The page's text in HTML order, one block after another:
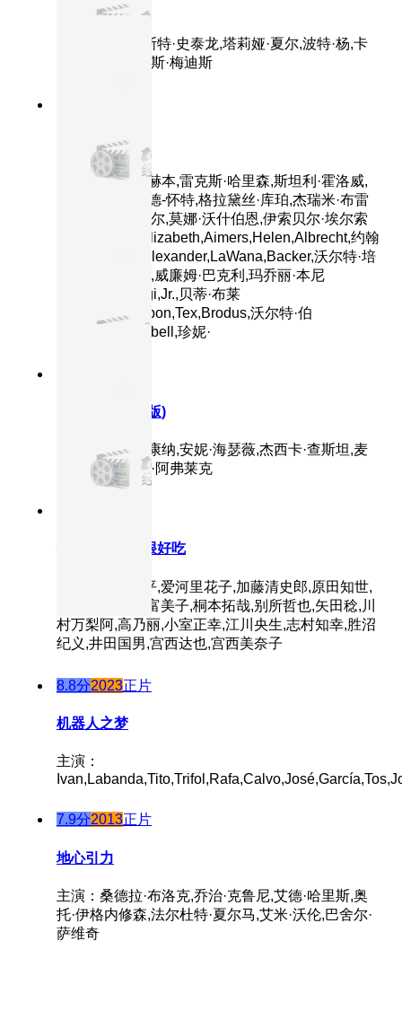
主演：西尔维斯特·史泰龙,塔莉娅·夏尔,波特·杨,卡
尔·韦瑟斯,布吉斯·梅迪斯
窈窕淑女
主演：奥黛丽·赫本,雷克斯·哈里森,斯坦利·霍洛威,
维尔弗雷德·海德-怀特,格拉黛丝·库珀,杰瑞米·布雷
特,西奥多·比凯尔,莫娜·沃什伯恩,伊索贝尔·埃尔索
姆,约翰·霍兰,Elizabeth,Aimers,Helen,Albrecht,约翰
·安德逊,Mary,Alexander,LaWana,Backer,沃尔特·培
根,弗兰克·贝克,威廉姆·巴克利,玛乔丽·本尼
特,Oscar,Beregi,Jr.,贝蒂·布莱
丝,Diana,Bourbon,Tex,Brodus,沃尔特·伯
克,Colin,Campbell,珍妮·
星际穿越(原声版)
主演：马修·麦康纳,安妮·海瑟薇,杰西卡·查斯坦,麦
肯吉·弗依,卡西·阿弗莱克
你看起来好像很好吃
主演：山口胜平,爱河里花子,加藤清史郎,原田知世,
川岛得爱,折笠富美子,桐本拓哉,别所哲也,矢田稔,川
村万梨阿,高乃丽,小室正幸,江川央生,志村知幸,胜沼
纪义,井田国男,宫西达也,宫西美奈子
8.8分2023正片
机器人之梦
主演：
7.9分2013正片
地心引力
主演：桑德拉·布洛克,乔治·克鲁尼,艾德·哈里斯,奥
托·伊格内修森,法尔杜特·夏尔马,艾米·沃伦,巴舍尔·
萨维奇